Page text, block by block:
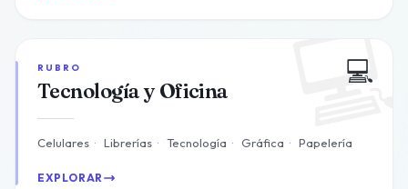
💻
RUBRO
Tecnología y Oficina
Celulares · Librerías · Tecnología · Gráfica · Papelería
EXPLORAR